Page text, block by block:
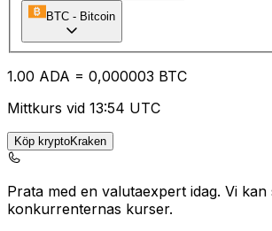
BTC - Bitcoin
1.00 ADA = 0,000003 BTC
Mittkurs vid 13:54 UTC
Köp kryptoKraken
Prata med en valutaexpert idag. Vi kan
konkurrenternas kurser.